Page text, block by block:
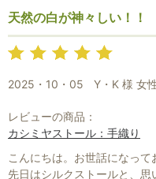
天然の白が神々しい！！
2025・10・05 Y・K 様 女
レビューの商品：
カシミヤストール：手織り
こんにちは。お世話になって
先日はシルクストールと、